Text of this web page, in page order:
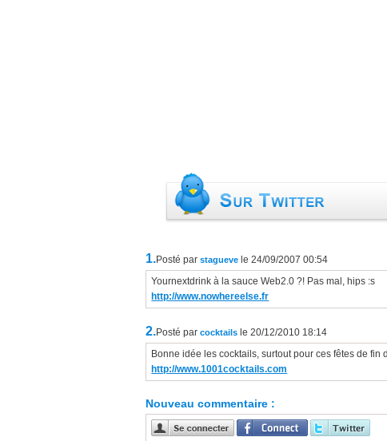
1.Posté par stagueve le 24/09/2007 00:54
Yournextdrink à la sauce Web2.0 ?! Pas mal, hips :s
http://www.nowhereelse.fr
2.Posté par cocktails le 20/12/2010 18:14
Bonne idée les cocktails, surtout pour ces fêtes de fin
http://www.1001cocktails.com
Nouveau commentaire :